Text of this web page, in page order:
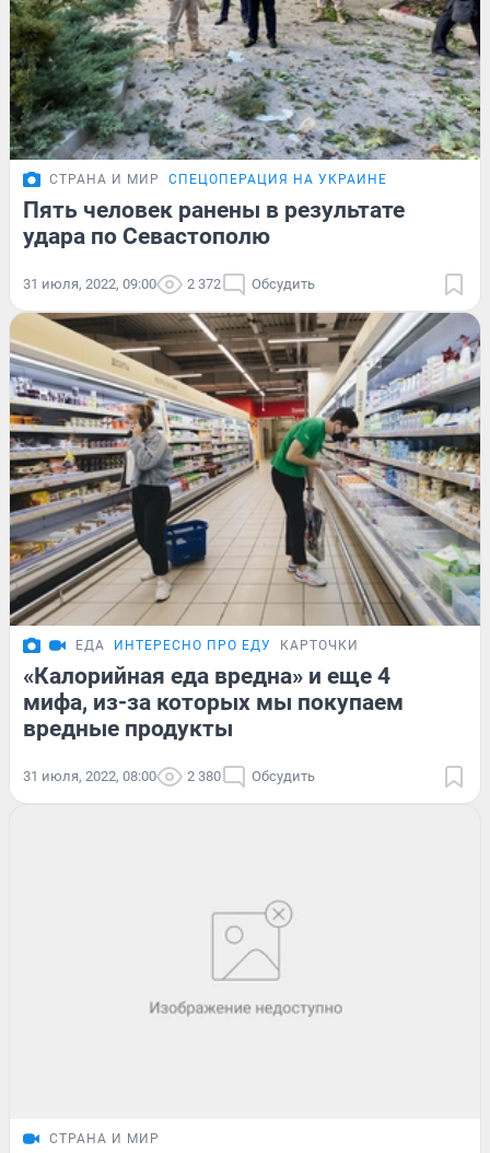
СТРАНА И МИР СПЕЦОПЕРАЦИЯ НА УКРАИНЕ
Пять человек ранены в результате
удара по Севастополю
31 июля, 2022, 09:00 2 372 Обсудить
ЕДА ИНТЕРЕСНО ПРО ЕДУ КАРТОЧКИ
«Калорийная еда вредна» и еще 4
мифа, из-за которых мы покупаем
вредные продукты
31 июля, 2022, 08:00 2 380 Обсудить
СТРАНА И МИР